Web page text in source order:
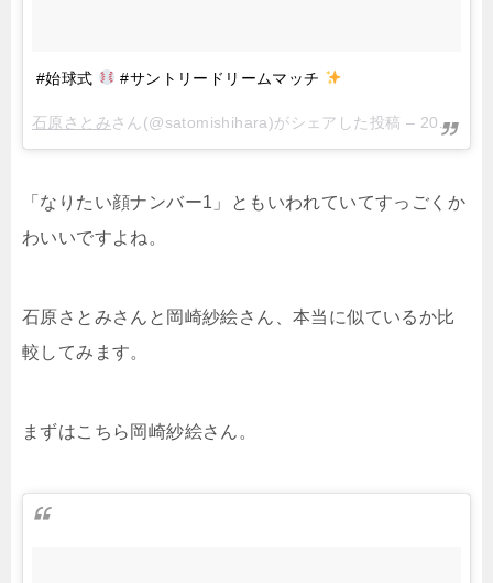
#始球式 #サントリードリームマッチ
石原さとみ︎︎さん(@satomishihara)がシェアした投稿 – 2017年 8月月7日午前8時25分PDT
「なりたい顔ナンバー1」ともいわれていてすっごくか
わいいですよね。
石原さとみさんと岡崎紗絵さん、本当に似ているか比
較してみます。
まずはこちら岡崎紗絵さん。